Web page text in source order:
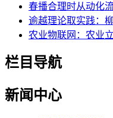
春播合理时从动化
逾越理论取实践：
农业物联网：农业
栏目导航
新闻中心